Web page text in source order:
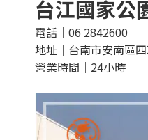
台江國家公
電話｜06 2842600
地址｜台南市安南區
營業時間｜24小時